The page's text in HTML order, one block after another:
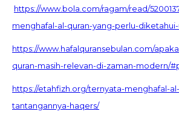
https://www.bola.com/ragam/read/
menghafal-al-quran-yang-perlu-
https://www.hafalquransebulan.com/
quran-masih-relevan-di-zaman-modern/
https://etahfizh.org/ternyata-menghafal-
tantangannya-haqers/